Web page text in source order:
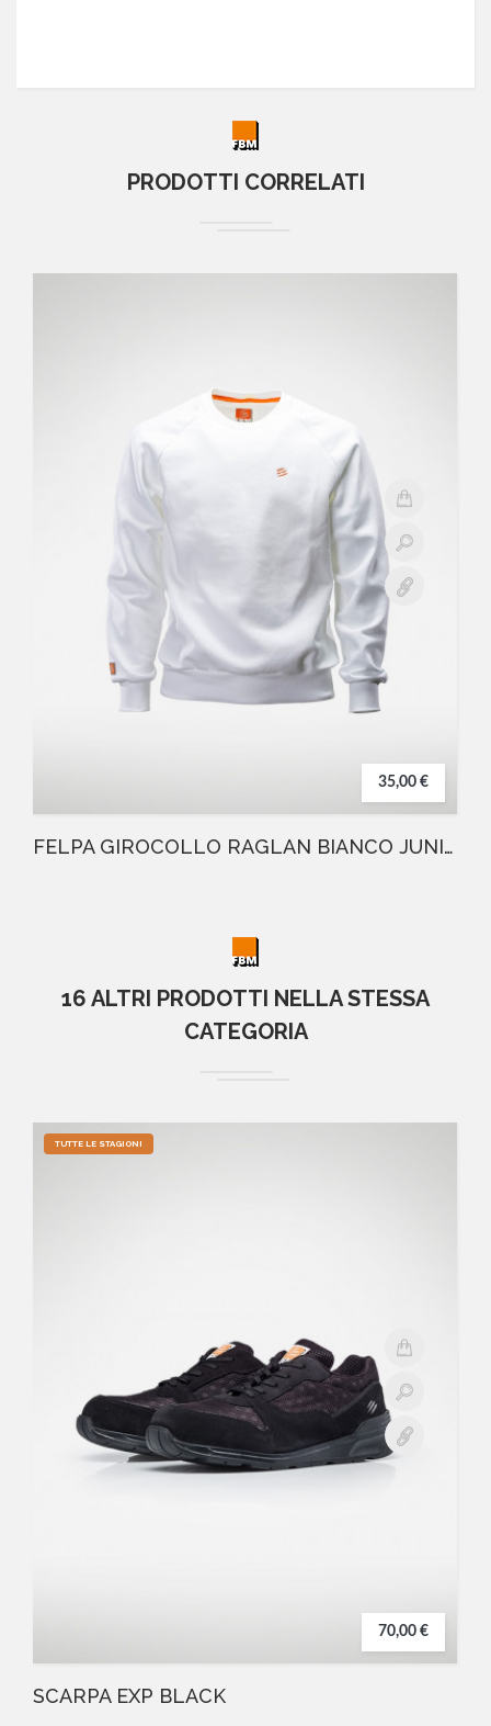
PRODOTTI CORRELATI
35,00 €
FELPA GIROCOLLO RAGLAN BIANCO JUNIOR
16 ALTRI PRODOTTI NELLA STESSA
CATEGORIA
TUTTE LE STAGIONI
70,00 €
SCARPA EXP BLACK